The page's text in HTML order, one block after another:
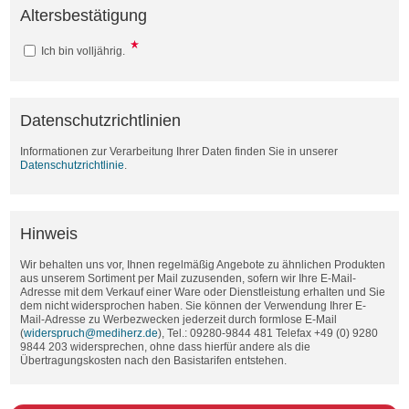
Altersbestätigung
Ich bin volljährig.
Datenschutzrichtlinien
Informationen zur Verarbeitung Ihrer Daten finden Sie in unserer
Datenschutzrichtlinie
Hinweis
Wir behalten uns vor, Ihnen regelmäßig Angebote zu ähnlichen Produkten
aus unserem Sortiment per Mail zuzusenden, sofern wir Ihre E-Mail-
Adresse mit dem Verkauf einer Ware oder Dienstleistung erhalten und Sie
dem nicht widersprochen haben. Sie können der Verwendung Ihrer E-
Mail-Adresse zu Werbezwecken jederzeit durch formlose E-Mail
(widerspruch@mediherz.de), Tel.: 09280-9844 481 Telefax +49 (0) 9280
9844 203 widersprechen, ohne dass hierfür andere als die
Übertragungskosten nach den Basistarifen entstehen.